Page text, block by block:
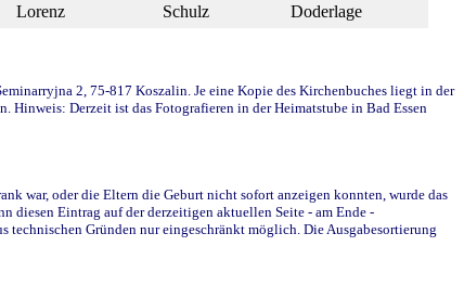
Lorenz Schulz Doderlage
2, 75-817 Koszalin. Je eine Kopie des Kirchenbuches liegt in der
Hinweis: Derzeit ist das Fotografieren in der Heimatstube in Bad Essen
war, oder die Eltern die Geburt nicht sofort anzeigen konnten, wurde das
diesen Eintrag auf der derzeitigen aktuellen Seite - am Ende -
technischen Gründen nur eingeschränkt möglich. Die Ausgabesortierung